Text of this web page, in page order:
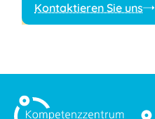
Kontaktieren Sie uns